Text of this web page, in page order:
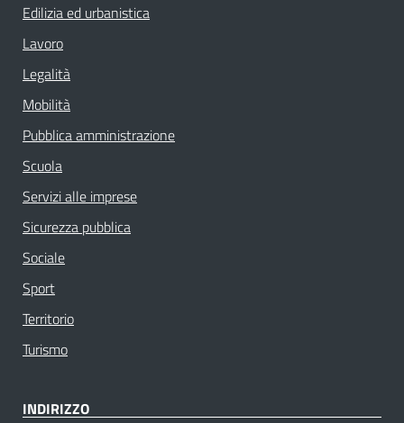
Edilizia ed urbanistica
Lavoro
Legalità
Mobilità
Pubblica amministrazione
Scuola
Servizi alle imprese
Sicurezza pubblica
Sociale
Sport
Territorio
Turismo
INDIRIZZO